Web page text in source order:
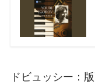
ドビュッシー：